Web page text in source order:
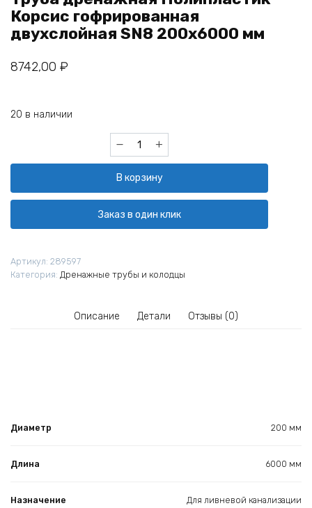
Корсис гофрированная
двухслойная SN8 200х6000 мм
8742,00 ₽
20 в наличии
Количество
товара
дренажная
Полипластик
Корсис
гофрированная
200х6000
В корзину
Заказ в один клик
Артикул: 289597
Категория: Дренажные трубы и колодцы
Описание Детали Отзывы (0)
Диаметр 200 мм
Длина 6000 мм
Назначение Для ливневой канализации